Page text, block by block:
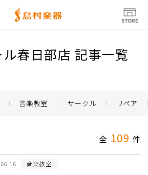
春日部店 記事一覧
音楽教室 サークル リペア
全 109 件
音楽教室